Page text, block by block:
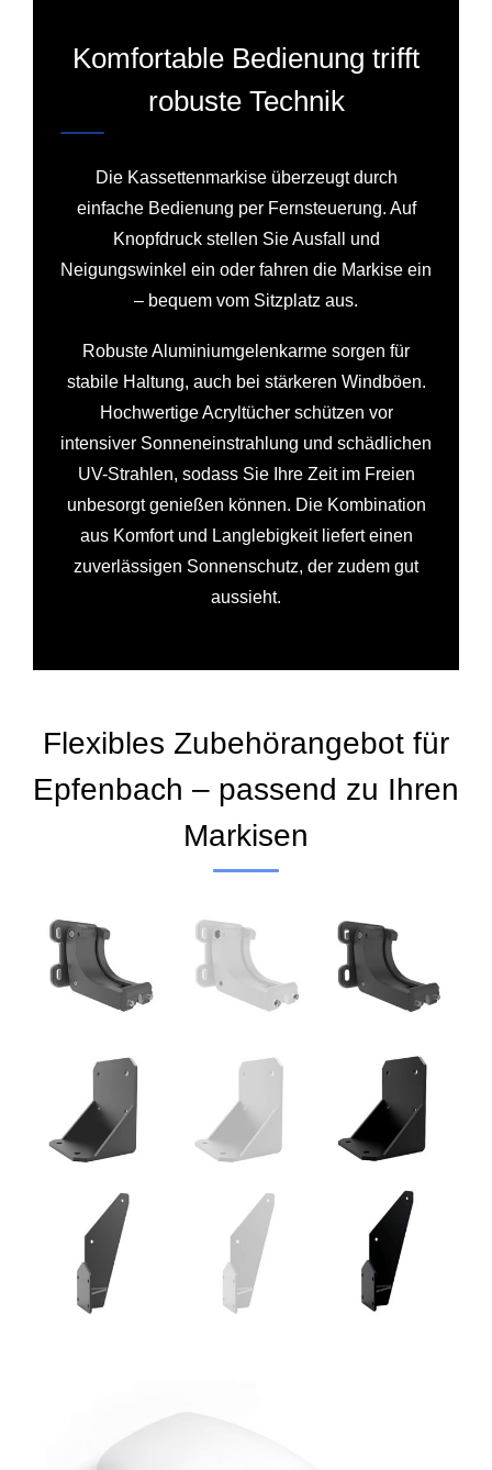
Komfortable Bedienung trifft
robuste Technik
Die Kassettenmarkise überzeugt durch
einfache Bedienung per Fernsteuerung. Auf
Knopfdruck stellen Sie Ausfall und
Neigungswinkel ein oder fahren die Markise ein
– bequem vom Sitzplatz aus.
Robuste Aluminiumgelenkarme sorgen für
stabile Haltung, auch bei stärkeren Windböen.
Hochwertige Acryltücher schützen vor
intensiver Sonneneinstrahlung und schädlichen
UV-Strahlen, sodass Sie Ihre Zeit im Freien
unbesorgt genießen können. Die Kombination
aus Komfort und Langlebigkeit liefert einen
zuverlässigen Sonnenschutz, der zudem gut
aussieht.
Flexibles Zubehörangebot für
Epfenbach – passend zu Ihren
Markisen